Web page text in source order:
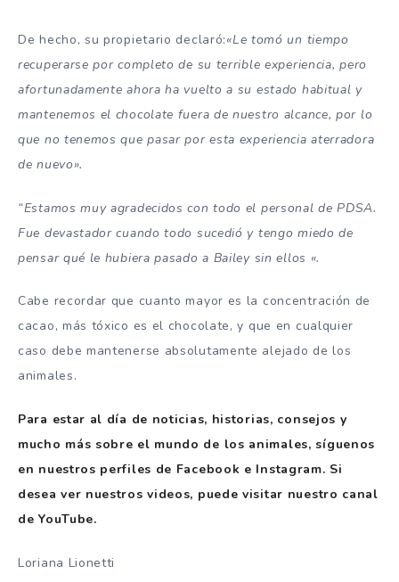
De hecho, su propietario declaró:«Le tomó un tiempo
recuperarse por completo de su terrible experiencia, pero
afortunadamente ahora ha vuelto a su estado habitual y
mantenemos el chocolate fuera de nuestro alcance, por lo
que no tenemos que pasar por esta experiencia aterradora
de nuevo».
“Estamos muy agradecidos con todo el personal de PDSA.
Fue devastador cuando todo sucedió y tengo miedo de
pensar qué le hubiera pasado a Bailey sin ellos «.
Cabe recordar que cuanto mayor es la concentración de
cacao, más tóxico es el chocolate, y que en cualquier
caso debe mantenerse absolutamente alejado de los
animales.
Para estar al día de noticias, historias, consejos y
mucho más sobre el mundo de los animales, síguenos
en nuestros perfiles de Facebook e Instagram. Si
desea ver nuestros videos, puede visitar nuestro canal
de YouTube.
Loriana Lionetti